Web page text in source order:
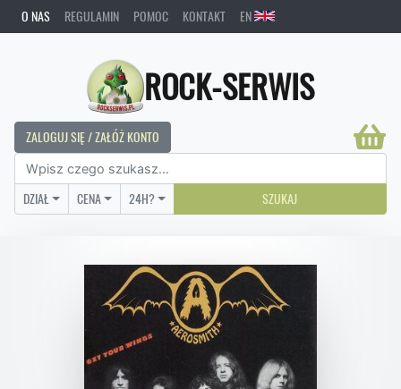
O NAS REGULAMIN POMOC KONTAKT EN
ROCK-SERWIS
ZALOGUJ SIĘ / ZAŁÓŻ KONTO
DZIAŁ CENA 24H? SZUKAJ